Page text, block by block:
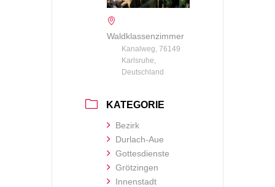
Waldklassenzimmer
Kanalweg, 76149
Karlsruhe,
Deutschland
KATEGORIE
Bezirk
Durlach-Aue
Gottesdienste
Grötzingen
Innenstadt